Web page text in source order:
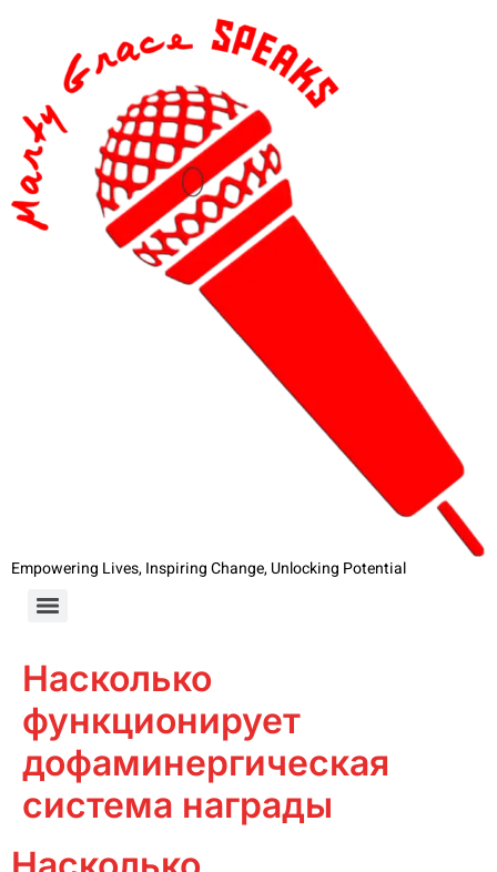
Empowering Lives, Inspiring Change, Unlocking Potential
Насколько
функционирует
дофаминергическая
система награды